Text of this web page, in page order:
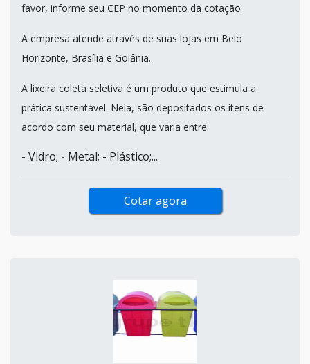
favor, informe seu CEP no momento da cotação
A empresa atende através de suas lojas em Belo
Horizonte, Brasília e Goiânia.
A lixeira coleta seletiva é um produto que estimula a
prática sustentável. Nela, são depositados os itens de
acordo com seu material, que varia entre:
- Vidro; - Metal; - Plástico;...
Cotar agora